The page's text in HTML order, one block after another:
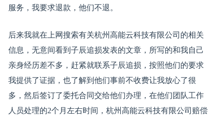
服务，我要求退款，他们不退。
后来我就在上网搜索有关杭州高能云科技有限公司的相关
信息，无意间看到子辰追损发表的文章，所写的和我自己
亲身经历差不多，赶紧就联系子辰追损，按照他们的要求
我提供了证据，也了解到他们事前不收费让我放心了很
多，然后签订了委托合同交给他们办理，在他们团队工作
人员处理的2个月左右时间，杭州高能云科技有限公司赔偿